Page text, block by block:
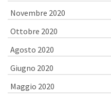
Novembre 2020
Ottobre 2020
Agosto 2020
Giugno 2020
Maggio 2020